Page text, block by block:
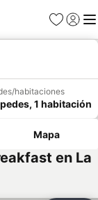
Favoritos
Iniciar
habitaciones
1 habitación
Mapa
en La